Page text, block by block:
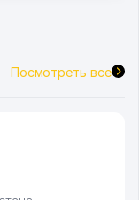
Посмотреть все